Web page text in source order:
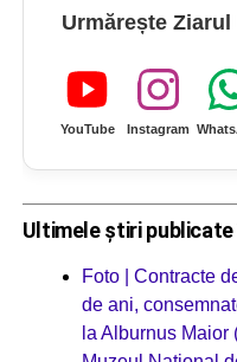
Urmărește
YouTube Instagram
Ultimele știri publicate
Foto | Contracte
de ani,
la Alburnus